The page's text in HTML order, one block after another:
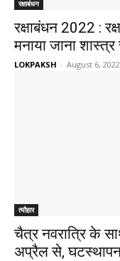
रक्षाबंधन
रक्षाबंधन 2022 :
मनाया जाना
LOKPAKSH - August 6, 2022
त्यौहार
चैत्र नवरात्रि के
अप्रैल से,